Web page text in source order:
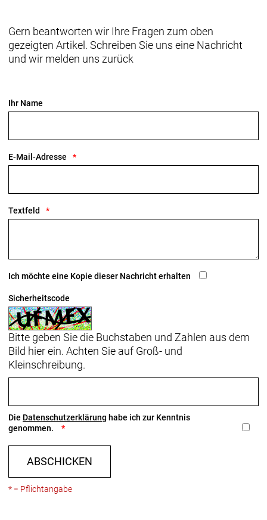
Gern beantworten wir Ihre Fragen zum oben
gezeigten Artikel. Schreiben Sie uns eine Nachricht
und wir melden uns zurück
Ihr Name
E-Mail-Adresse
Textfeld
Ich möchte eine Kopie dieser Nachricht erhalten
Sicherheitscode
Bitte geben Sie die Buchstaben und Zahlen aus dem
Bild hier ein. Achten Sie auf Groß- und
Kleinschreibung.
Die Datenschutzerklärung habe ich zur Kenntnis
genommen.
ABSCHICKEN
* = Pflichtangabe